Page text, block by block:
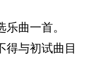
曲一首。
得与初试曲目